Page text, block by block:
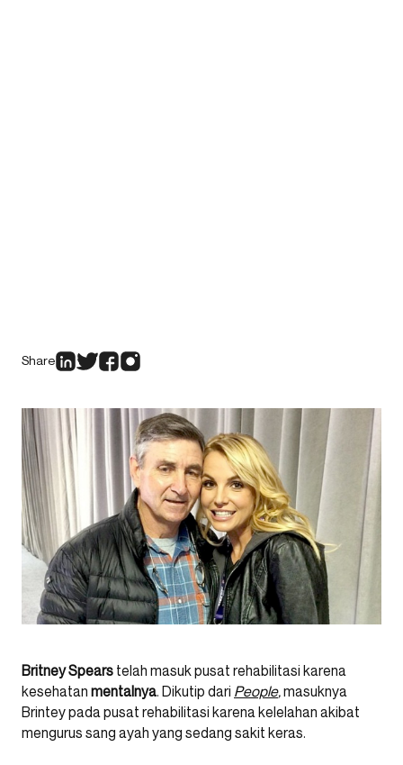
Share
Britney Spears telah masuk pusat rehabilitasi karena
kesehatan mentalnya. Dikutip dari People,masuknya
Brintey pada pusat rehabilitasi karena kelelahan akibat
mengurus sang ayah yang sedang sakit keras.